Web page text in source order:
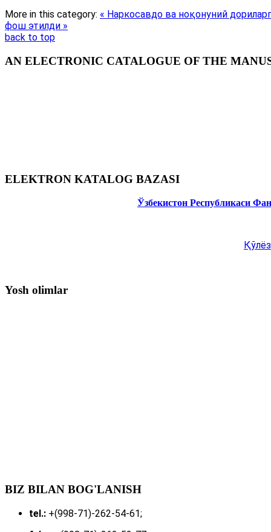
More in this category: « Наркосавдо ва ноқонуний
фош этилди »
back to top
AN ELECTRONIC CATALOGUE OF THE
ELEKTRON KATALOG BAZASI
Ўзбекистон Республикаси
Yosh olimlar
BIZ BILAN BOG'LANISH
tel.: +(998-71)-262-54-61;